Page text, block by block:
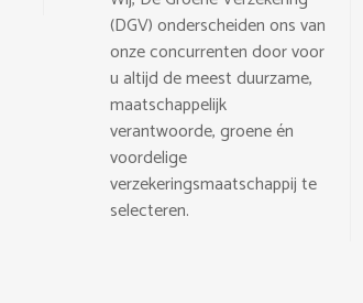
(DGV) onderscheiden ons van
onze concurrenten door voor
u altijd de meest duurzame,
maatschappelijk
verantwoorde, groene én
voordelige
verzekeringsmaatschappij te
selecteren.